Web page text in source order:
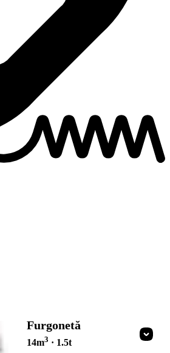
Furgonetă
14m3 · 1.5t